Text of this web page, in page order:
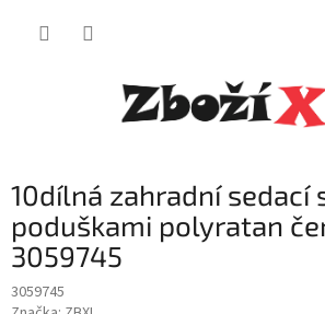
10dílná zahradní sedací
poduškami polyratan
3059745
3059745